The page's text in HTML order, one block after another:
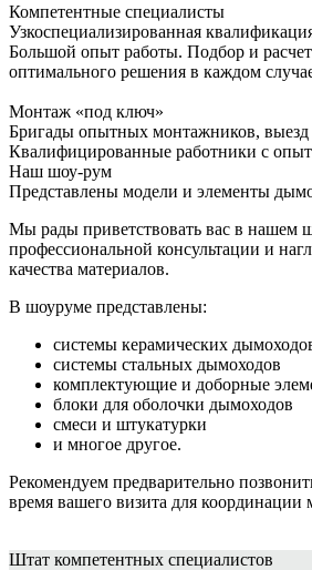
Компетентные специалисты
Узкоспециализированная
Большой опыт работы. Подбор и
оптимального решения в каждом
Монтаж «под ключ»
Бригады опытных монтажников, выезд
Квалифицированные работники с
Наш шоу-рум
Представлены модели и элементы
Мы рады приветствовать вас в нашем
профессиональной консультации и
качества материалов.
В шоуруме представлены:
системы керамических
системы стальных дымоходов
комплектующие и доборные
блоки для оболочки дымоходов
смеси и штукатурки
и многое другое.
Рекомендуем предварительно
время вашего визита для координации
Штат компетентных специалистов